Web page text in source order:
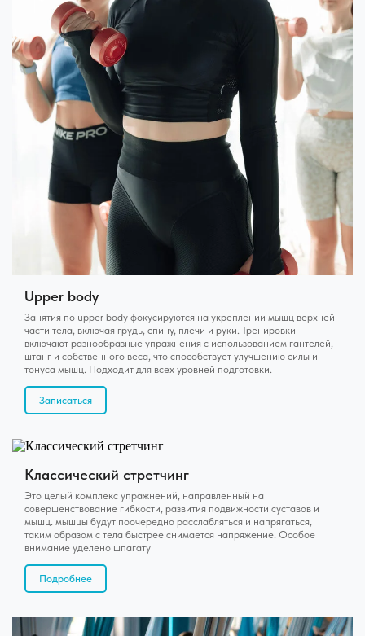
Upper body
Занятия по upper body фокусируются на укреплении мышц верхней
части тела, включая грудь, спину, плечи и руки. Тренировки
включают разнообразные упражнения с использованием гантелей,
штанг и собственного веса, что способствует улучшению силы и
тонуса мышц. Подходит для всех уровней подготовки.
Записаться
Классический стретчинг
Это целый комплекс упражнений, направленный на
совершенствование гибкости, развития подвижности суставов и
мышц. мышцы будут поочередно расслабляться и напрягаться,
таким образом с тела быстрее снимается напряжение. Особое
внимание уделено шпагату
Подробнее